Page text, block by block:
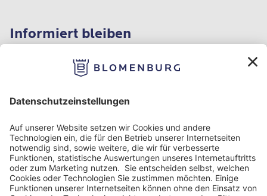
Informiert bleiben
Impressum
Datenschutzinformation